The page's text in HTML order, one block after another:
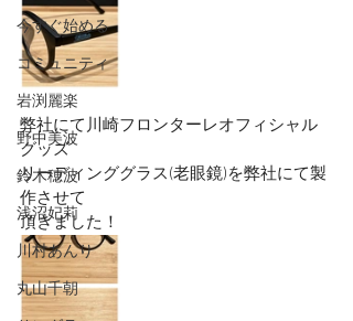
今すぐ始める
コミュニティ
岩渕麗楽
野中美波
鈴木穂波
浅沼妃莉
川村あんり
丸山千朝
弊社にて川崎フロンターレオフィシャル
グッズ
リーディンググラス(老眼鏡)を弊社にて製
作させて
頂きました！